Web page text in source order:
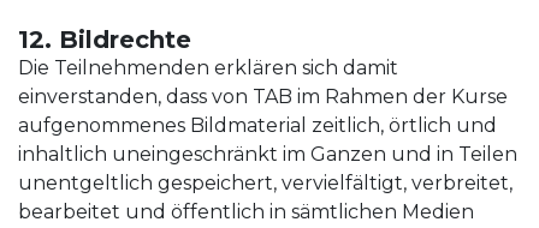
12. Bildrechte
Die Teilnehmenden erklären sich damit
einverstanden, dass von TAB im Rahmen der Kurse
aufgenommenes Bildmaterial zeitlich, örtlich und
inhaltlich uneingeschränkt im Ganzen und in Teilen
unentgeltlich gespeichert, vervielfältigt, verbreitet,
bearbeitet und öffentlich in sämtlichen Medien